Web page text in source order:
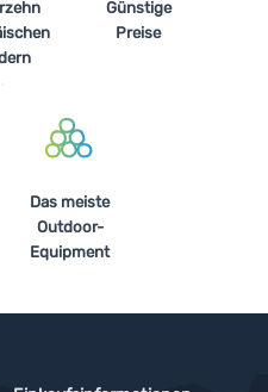
Günstige
Preise
Das meiste
Outdoor-
Equipment